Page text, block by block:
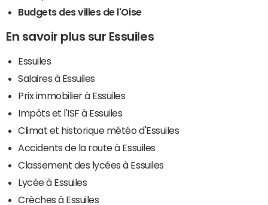
Budgets des villes de l'Oise
En savoir plus sur Essuiles
Essuiles
Salaires à Essuiles
Prix immobilier à Essuiles
Impôts et l'ISF à Essuiles
Climat et historique météo d'Essuiles
Accidents de la route à Essuiles
Classement des lycées à Essuiles
Lycée à Essuiles
Crèches à Essuiles